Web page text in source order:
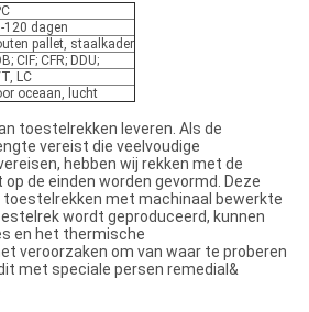
120 dagen
pallet, staalkader
CIF; CFR; DDU;
LC
oceaan, lucht
toestelrekken leveren. Als de
vereist die veelvoudige
hebben wij rekken met de
de einden worden gevormd. Deze
met machinaal bewerkte
wordt geproduceerd, kunnen
en het thermische
veroorzaken om van waar te proberen
met speciale persen remedial&